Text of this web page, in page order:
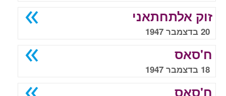
זוק אלתחתאני
20 בדצמבר 1947
ח'סאס
18 בדצמבר 1947
ח'סאס